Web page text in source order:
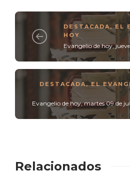
DESTACADA,EL
HOY
Evangelio de hoy,
DESTACADA,EL
Evangelio de hoy, martes 09 de
Relacionados